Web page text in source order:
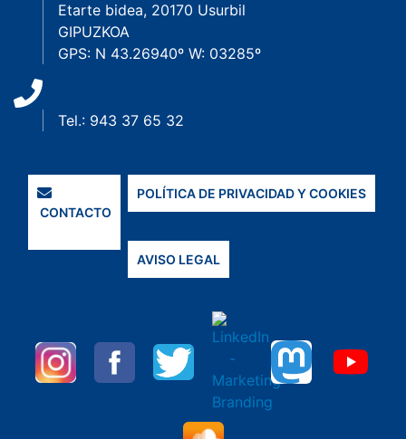
Etarte bidea, 20170 Usurbil
GIPUZKOA
GPS: N 43.26940º W: 03285º
Tel.: 943 37 65 32
CONTACTO
POLÍTICA DE PRIVACIDAD Y COOKIES
AVISO LEGAL